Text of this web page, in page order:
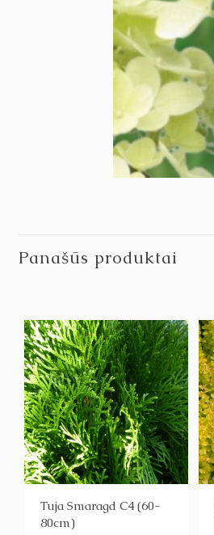
Panašūs produktai
Tuja Smaragd C4 (60-
80cm)